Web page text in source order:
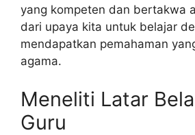
yang kompeten dan bertakwa
dari upaya kita untuk belajar
mendapatkan pemahaman
agama.
Meneliti Latar
Guru